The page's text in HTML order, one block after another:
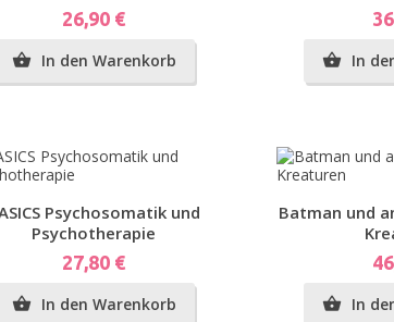
Preis
26,90 €
 In den Warenkorb  In
Vorschau
Psychosomatik und
Psychotherapie
Preis
27,80 €
 In den Warenkorb
Batman und
 In